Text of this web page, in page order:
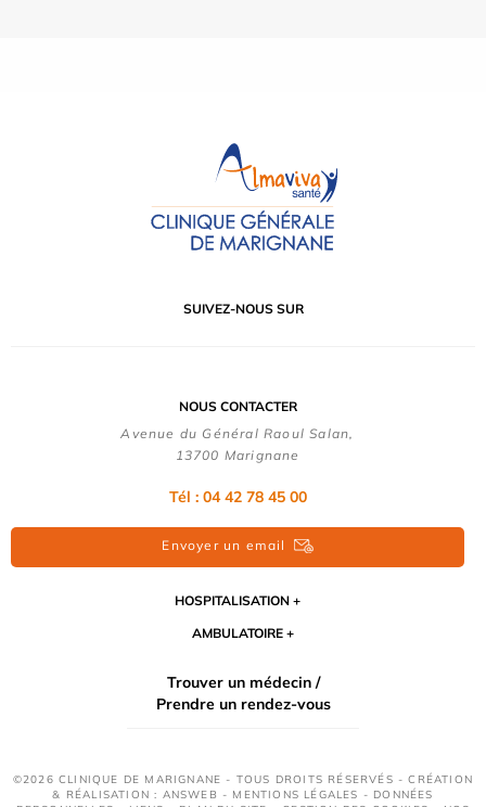
SUIVEZ-NOUS SUR
NOUS CONTACTER
Avenue du Général Raoul Salan,
13700 Marignane
Tél : 04 42 78 45 00
Envoyer un email
HOSPITALISATION
AMBULATOIRE
Trouver un médecin /
Prendre un rendez-vous
©2026 CLINIQUE DE MARIGNANE - TOUS DROITS RÉSERVÉS - CRÉATION
& RÉALISATION : ANSWEB - MENTIONS LÉGALES - DONNÉES